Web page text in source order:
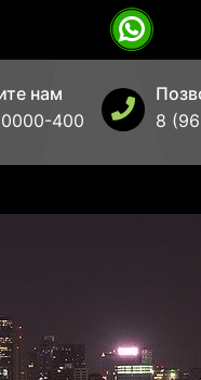
нам
400
8